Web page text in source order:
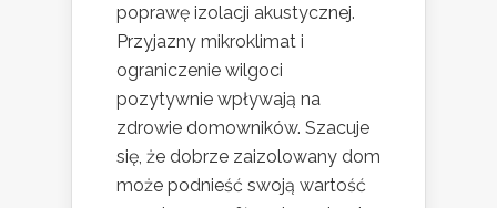
poprawę izolacji akustycznej.
Przyjazny mikroklimat i
ograniczenie wilgoci
pozytywnie wpływają na
zdrowie domowników. Szacuje
się, że dobrze zaizolowany dom
może podnieść swoją wartość